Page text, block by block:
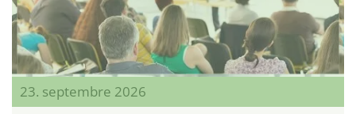
23. septembre 2026